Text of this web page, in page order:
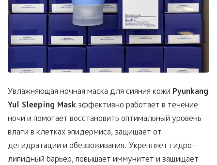
Увлажняющая ночная маска для сияния кожи Pyunkang
Yul Sleeping Mask эффективно работает в течение
ночи и помогает восстановить оптимальный уровень
влаги в клетках эпидермиса, защищает от
дегидратации и обезвоживания. Укрепляет гидро-
липидный барьер, повышает иммунитет и защищает